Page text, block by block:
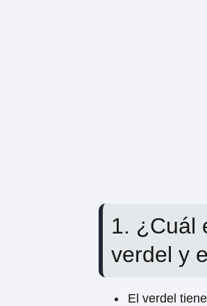
1. ¿Cuál
verdel y
El verdel